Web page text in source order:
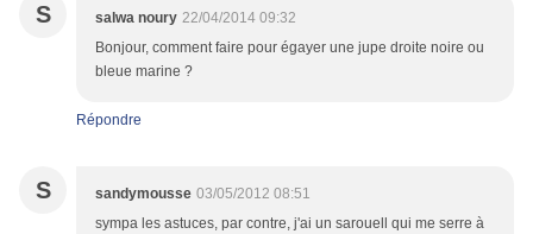
S salwa noury 22/04/2014 09:32
Bonjour, comment faire pour égayer une jupe droite noire ou
bleue marine ?
Répondre
S sandymousse 03/05/2012 08:51
sympa les astuces, par contre, j'ai un sarouell qui me serre à